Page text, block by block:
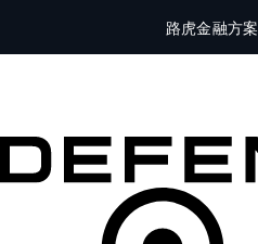
路虎金融方案